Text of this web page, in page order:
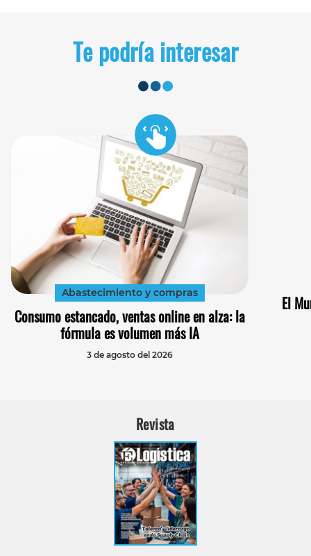
Te podría interesar
Abastecimiento y compras
Consumo estancado, ventas online en alza: la
fórmula es volumen más IA
3 de agosto del 2026
El
Revista